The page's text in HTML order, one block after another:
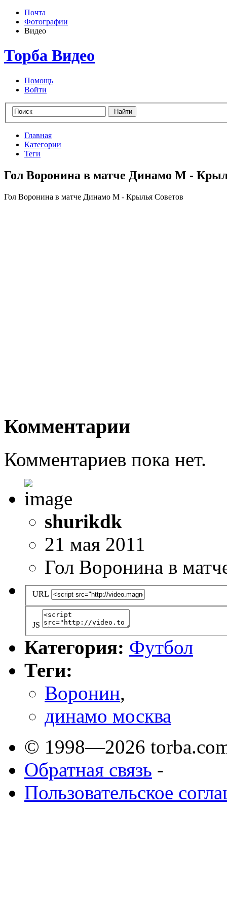
Почта
Фотографии
Видео
Торба Видео
Помощь
Войти
Главная
Категории
Теги
Гол Воронина в матче Динамо М -
Гол Воронина в матче Динамо М - Крылья Советов
Комментарии
Комментариев пока нет.
shurikdk
21 мая 2011
Гол Воронина в
URL
JS
Категория: Футбол
Теги:
Воронин,
динамо москва
© 1998—2026
Обратная связь -
Пользовательское